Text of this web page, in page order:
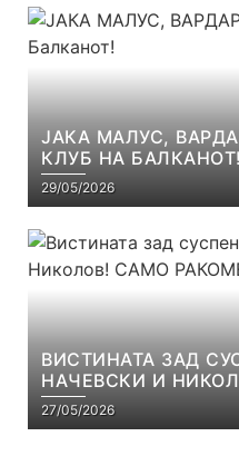
ЈАКА МАЛУС,
КЛУБ НА БАЛКАНОТ!
29/05/2026
ВИСТИНАТА ЗАД
НАЧЕВСКИ И
С5Е8
27/05/2026